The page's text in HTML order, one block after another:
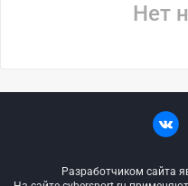
Нет
Разработчиком сайта